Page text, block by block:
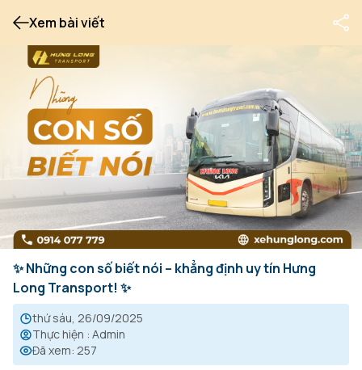
Xem bài viết
✨ Những con số biết nói – khẳng định uy tín Hưng
Long Transport! ✨
thứ sáu, 26/09/2025
Thực hiện : Admin
Đã xem: 257